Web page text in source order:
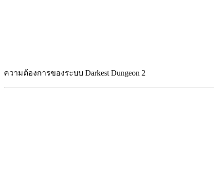
ความต้องการของระบบ Darkest Dungeon 2